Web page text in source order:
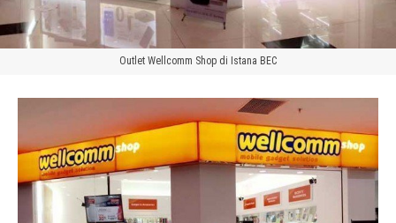
Outlet Wellcomm Shop di Istana BEC